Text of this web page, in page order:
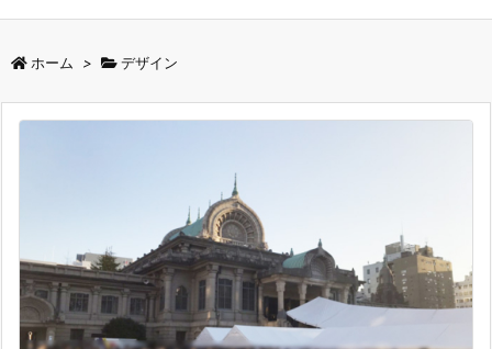
ホーム > デザイン